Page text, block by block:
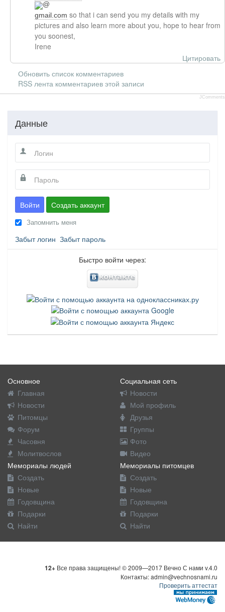
gmail.com so that i can send you my details with my
pictures and also learn more about you, hope to hear from
you soonest,
Irene
Цитировать
Обновить список комментариев
RSS лента комментариев этой записи
JComments
Данные
Войти Создать аккаунт
Запомнить меня
Забыт логин Забыт пароль
Быстро войти через:
Основное
Главная
Новости
Питомцы
Форум
Часовня
Молитвослов
Социальная сеть
Новости
Мой профиль
Друзья
Группы
Фото
Видео
Мемориалы людей
Создать
Новые
Годовщина
Подарки
Найти
Мемориалы питомцев
Создать
Новые
Годовщина
Подарки
Найти
12+ Все права защищены! © 2009—2017 Вечно С нами v.4.0
Контакты: admin@vechnosnami.ru
Проверить аттестат